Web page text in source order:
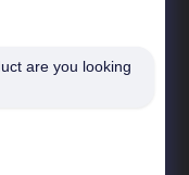
are you looking